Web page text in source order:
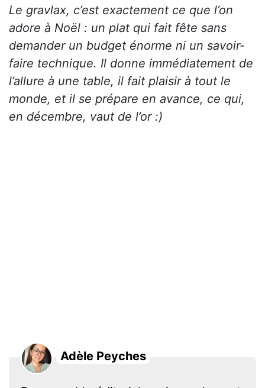
Le gravlax, c’est exactement ce que l’on
adore à Noël : un plat qui fait fête sans
demander un budget énorme ni un savoir-
faire technique. Il donne immédiatement de
l’allure à une table, il fait plaisir à tout le
monde, et il se prépare en avance, ce qui,
en décembre, vaut de l’or :)
Adèle Peyches